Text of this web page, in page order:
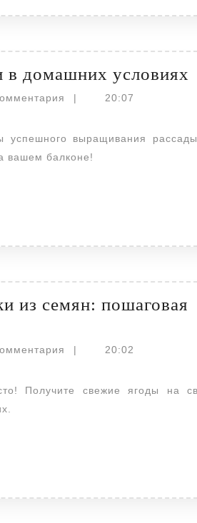
в домашних условиях
в
| 20:07
вашем балконе!
из семян: пошаговая
| 20:02